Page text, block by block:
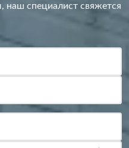
наш специалист свяжется